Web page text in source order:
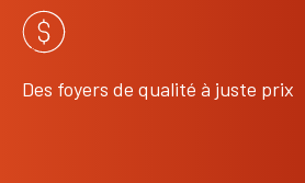
Des foyers de qualité à juste prix